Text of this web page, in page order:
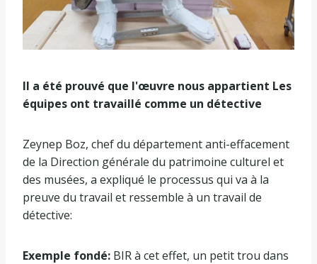
Il a été prouvé que l'œuvre nous appartient Les
équipes ont travaillé comme un détective
Zeynep Boz, chef du département anti-effacement
de la Direction générale du patrimoine culturel et
des musées, a expliqué le processus qui va à la
preuve du travail et ressemble à un travail de
détective:
Exemple fondé: BIR à cet effet, un petit trou dans